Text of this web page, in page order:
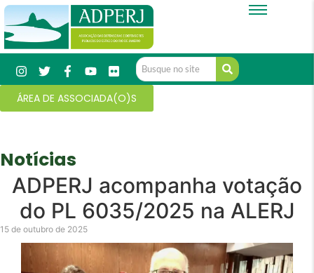
ÁREA DE ASSOCIADA(O)S
Notícias
ADPERJ acompanha votação
do PL 6035/2025 na ALERJ
15 de outubro de 2025